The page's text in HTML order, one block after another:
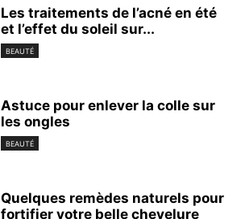
Les traitements de l’acné en été
et l’effet du soleil sur...
BEAUTÉ
Astuce pour enlever la colle sur
les ongles
BEAUTÉ
Quelques remèdes naturels pour
fortifier votre belle chevelure